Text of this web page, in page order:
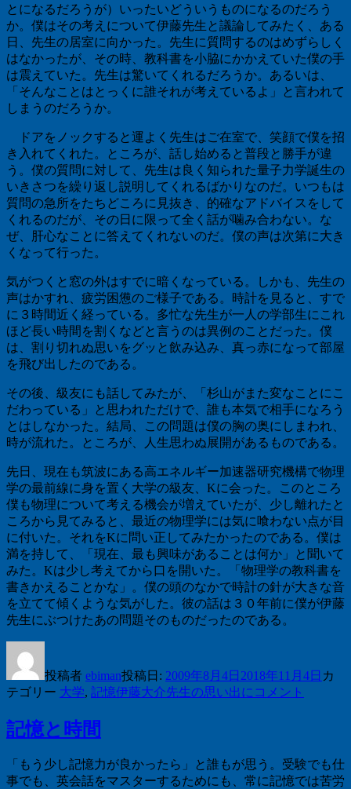
とになるだろうが）いったいどういうものになるのだろう
か。僕はその考えについて伊藤先生と議論してみたく、ある
日、先生の居室に向かった。先生に質問するのはめずらしく
はなかったが、その時、教科書を小脇にかかえていた僕の手
は震えていた。先生は驚いてくれるだろうか。あるいは、
「そんなことはとっくに誰それが考えているよ」と言われて
しまうのだろうか。
ドアをノックすると運よく先生はご在室で、笑顔で僕を招
き入れてくれた。ところが、話し始めると普段と勝手が違
う。僕の質問に対して、先生は良く知られた量子力学誕生の
いきさつを繰り返し説明してくれるばかりなのだ。いつもは
質問の急所をたちどころに見抜き、的確なアドバイスをして
くれるのだが、その日に限って全く話が噛み合わない。な
ぜ、肝心なことに答えてくれないのだ。僕の声は次第に大き
くなって行った。
気がつくと窓の外はすでに暗くなっている。しかも、先生の
声はかすれ、疲労困憊のご様子である。時計を見ると、すで
に３時間近く経っている。多忙な先生が一人の学部生にこれ
ほど長い時間を割くなどと言うのは異例のことだった。僕
は、割り切れぬ思いをグッと飲み込み、真っ赤になって部屋
を飛び出したのである。
その後、級友にも話してみたが、「杉山がまた変なことにこ
だわっている」と思われただけで、誰も本気で相手になろう
とはしなかった。結局、この問題は僕の胸の奥にしまわれ、
時が流れた。ところが、人生思わぬ展開があるものである。
先日、現在も筑波にある高エネルギー加速器研究機構で物理
学の最前線に身を置く大学の級友、 Kに会った。このところ
僕も物理について考える機会が増えていたが、少し離れたと
ころから見てみると、最近の物理学には気に喰わない点が目
に付いた。それをKに問い正してみたかったのである。僕は
満を持して、「現在、最も興味があることは何か」と聞いて
みた。 Kは少し考えてから口を開いた。「物理学の教科書を
書きかえることかな」。僕の頭のなかで時計の針が大きな音
を立てて傾くような気がした。彼の話は３０年前に僕が伊藤
先生にぶつけたあの問題そのものだったのである。
投稿者 ebiman投稿日: 2009年8月4日 2018年11月4日 カ
テゴリー 大学, 記憶伊藤大介先生の思い出に コメント
記憶と時間
「もう少し記憶力が良かったら」と誰もが思う。受験でも仕
事でも、英会話をマスターするためにも、常に記憶では苦労